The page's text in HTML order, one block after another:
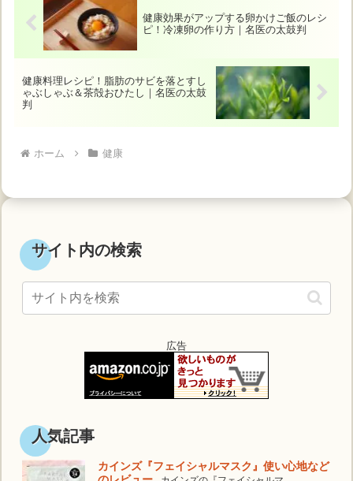
健康効果がアップする卵かけご飯のレシ
ピ！冷凍卵の作り方｜名医の太鼓判
健康料理レシピ！脂肪のサビを落とすし
ゃぶしゃぶ＆茶殻おひたし｜名医の太鼓
判
ホーム 健康
サイト内の検索
広告
人気記事
カインズ『フェイシャルマスク』使い心地など